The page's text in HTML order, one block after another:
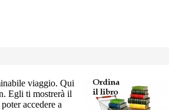
viaggio. Qui
Egli ti mostrerà il
accedere a